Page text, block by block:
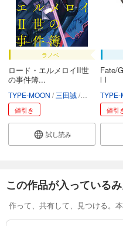
ラノベ
ロード・エルメロイII世
の事件簿...
TYPE-MOON 三田誠 坂本みねぢ
値引き
試し読み
Fate/
l I
TYPE-
値引
この作品が入っている
作って、共有して、見つける。